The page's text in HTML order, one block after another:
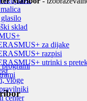
sklad
za dijake
razpisi
utrinki s
vloge
center
programi